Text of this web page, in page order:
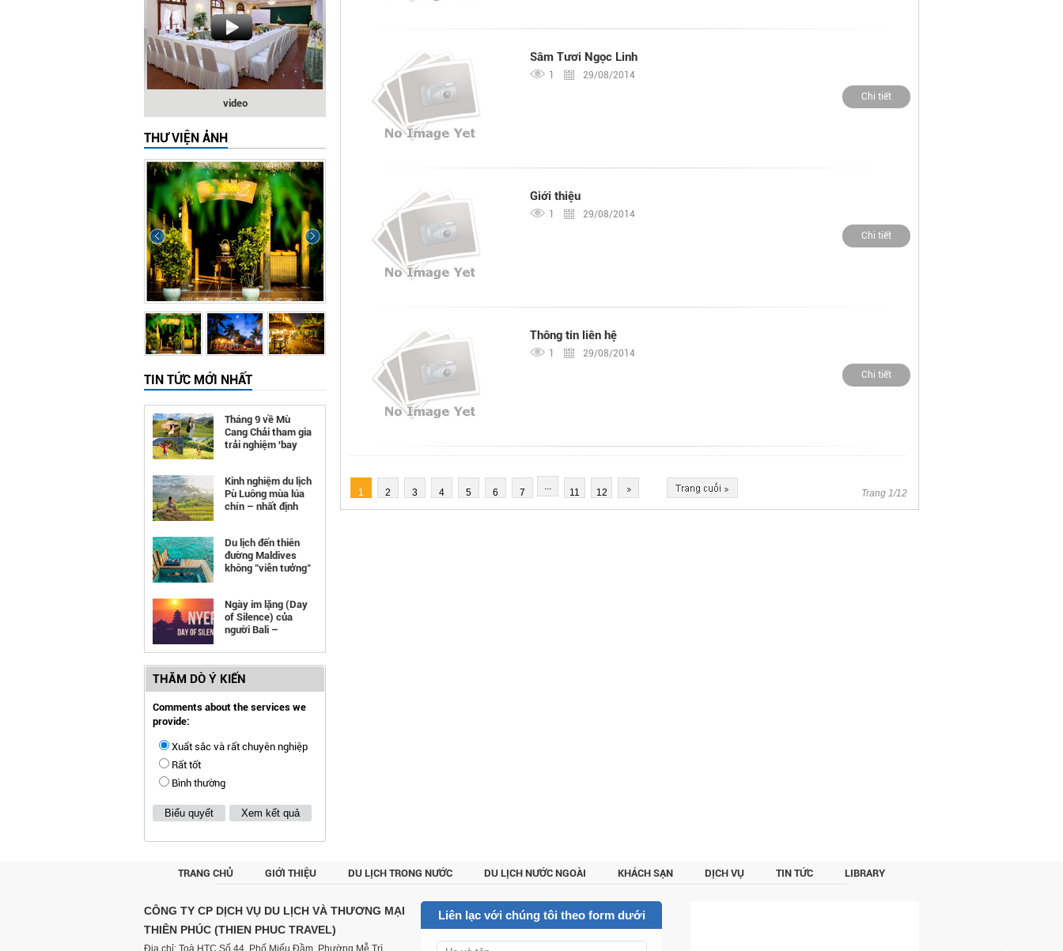
video
THƯ VIỆN ẢNH
TIN TỨC MỚI NHẤT
Tháng 9 về Mù
Cang Chải tham gia
trải nghiệm 'bay
Kinh nghiệm du lịch
Pù Luông mùa lúa
chín – nhất định
Du lịch đến thiên
đường Maldives
không "viễn tưởng"
Ngày im lặng (Day
of Silence) của
người Bali –
THĂM DÒ Ý KIẾN
Comments about the services we
provide:
Xuất sắc và rất chuyên nghiệp
Rất tốt
Bình thường
Biểu quyết Xem kết quả
Sâm Tươi Ngọc Linh
1
29/08/2014
Chi tiết
Giới thiệu
1
29/08/2014
Chi tiết
Thông tin liên hệ
1
29/08/2014
Chi tiết
1 2 3 4 5 6 7
...
11 12 Trang 1/12
TRANG CHỦ GIỚI THIỆU DU LỊCH TRONG NƯỚC DU LỊCH NƯỚC NGOÀI KHÁCH SẠN DỊCH VỤ TIN TỨC
LIBRARY
CÔNG TY CP DỊCH VỤ DU LỊCH VÀ THƯƠNG MẠI
THIÊN PHÚC (THIEN PHUC TRAVEL)
Địa chỉ: Toà HTC Số 44, Phố Miếu Đầm, Phường Mễ Trì,
Liên lạc với chúng tôi theo form dưới